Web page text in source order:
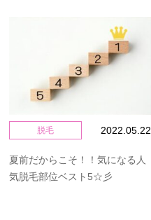
月~金
土日・祝
脱毛 2022.05.22
夏前だからこそ！！気になる人
気脱毛部位ベスト5☆彡